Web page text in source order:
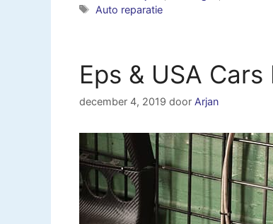
Tags
Auto reparatie
Eps & USA
december 4, 2019 door Arjan